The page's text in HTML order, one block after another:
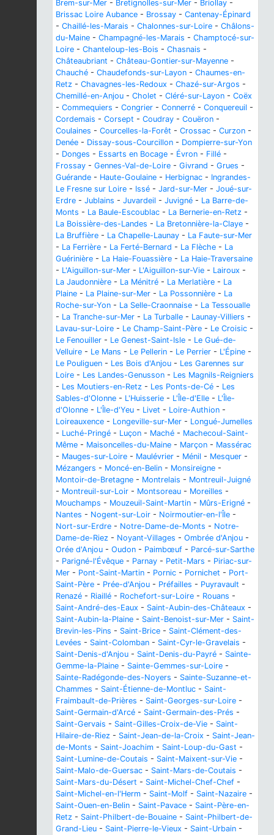
Brem-sur-Mer - Bretignolles-sur-Mer - Briollay -
Brissac Loire Aubance - Brossay - Cantenay-Épinard
- Chaillé-les-Marais - Chalonnes-sur-Loire - Châlons-
du-Maine - Champagné-les-Marais - Champtocé-sur-
Loire - Chanteloup-les-Bois - Chasnais -
Châteaubriant - Château-Gontier-sur-Mayenne -
Chauché - Chaudefonds-sur-Layon - Chaumes-en-
Retz - Chavagnes-les-Redoux - Chazé-sur-Argos -
Chemillé-en-Anjou - Cholet - Cléré-sur-Layon - Coëx
- Commequiers - Congrier - Connerré - Conquereuil -
Cordemais - Corsept - Coudray - Couëron -
Coulaines - Courcelles-la-Forêt - Crossac - Curzon -
Denée - Dissay-sous-Courcillon - Dompierre-sur-Yon
- Donges - Essarts en Bocage - Évron - Fillé -
Frossay - Gennes-Val-de-Loire - Givrand - Grues -
Guérande - Haute-Goulaine - Herbignac - Ingrandes-
Le Fresne sur Loire - Issé - Jard-sur-Mer - Joué-sur-
Erdre - Jublains - Juvardeil - Juvigné - La Barre-de-
Monts - La Baule-Escoublac - La Bernerie-en-Retz -
La Boissière-des-Landes - La Bretonnière-la-Claye -
La Bruffière - La Chapelle-Launay - La Faute-sur-Mer
- La Ferrière - La Ferté-Bernard - La Flèche - La
Guérinière - La Haie-Fouassière - La Haie-Traversaine
- L'Aiguillon-sur-Mer - L'Aiguillon-sur-Vie - Lairoux -
La Jaudonnière - La Ménitré - La Merlatière - La
Plaine - La Plaine-sur-Mer - La Possonnière - La
Roche-sur-Yon - La Selle-Craonnaise - La Tessoualle
- La Tranche-sur-Mer - La Turballe - Launay-Villiers -
Lavau-sur-Loire - Le Champ-Saint-Père - Le Croisic -
Le Fenouiller - Le Genest-Saint-Isle - Le Gué-de-
Velluire - Le Mans - Le Pellerin - Le Perrier - L'Épine -
Le Pouliguen - Les Bois d'Anjou - Les Garennes sur
Loire - Les Landes-Genusson - Les Magnils-Reigniers
- Les Moutiers-en-Retz - Les Ponts-de-Cé - Les
Sables-d'Olonne - L'Huisserie - L'Île-d'Elle - L'Île-
d'Olonne - L'Île-d'Yeu - Livet - Loire-Authion -
Loireauxence - Longeville-sur-Mer - Longué-Jumelles
- Luché-Pringé - Luçon - Maché - Machecoul-Saint-
Même - Maisoncelles-du-Maine - Marçon - Massérac
- Mauges-sur-Loire - Maulévrier - Ménil - Mesquer -
Mézangers - Moncé-en-Belin - Monsireigne -
Montoir-de-Bretagne - Montrelais - Montreuil-Juigné
- Montreuil-sur-Loir - Montsoreau - Moreilles -
Mouchamps - Mouzeuil-Saint-Martin - Mûrs-Erigné -
Nantes - Nogent-sur-Loir - Noirmoutier-en-l'Île -
Nort-sur-Erdre - Notre-Dame-de-Monts - Notre-
Dame-de-Riez - Noyant-Villages - Ombrée d'Anjou -
Orée d'Anjou - Oudon - Paimbœuf - Parcé-sur-Sarthe
- Parigné-l'Évêque - Parnay - Petit-Mars - Piriac-sur-
Mer - Pont-Saint-Martin - Pornic - Pornichet - Port-
Saint-Père - Prée-d'Anjou - Préfailles - Puyravault -
Renazé - Riaillé - Rochefort-sur-Loire - Rouans -
Saint-André-des-Eaux - Saint-Aubin-des-Châteaux -
Saint-Aubin-la-Plaine - Saint-Benoist-sur-Mer - Saint-
Brevin-les-Pins - Saint-Brice - Saint-Clément-des-
Levées - Saint-Colomban - Saint-Cyr-le-Gravelais -
Saint-Denis-d'Anjou - Saint-Denis-du-Payré - Sainte-
Gemme-la-Plaine - Sainte-Gemmes-sur-Loire -
Sainte-Radégonde-des-Noyers - Sainte-Suzanne-et-
Chammes - Saint-Étienne-de-Montluc - Saint-
Fraimbault-de-Prières - Saint-Georges-sur-Loire -
Saint-Germain-d'Arcé - Saint-Germain-des-Prés -
Saint-Gervais - Saint-Gilles-Croix-de-Vie - Saint-
Hilaire-de-Riez - Saint-Jean-de-la-Croix - Saint-Jean-
de-Monts - Saint-Joachim - Saint-Loup-du-Gast -
Saint-Lumine-de-Coutais - Saint-Maixent-sur-Vie -
Saint-Malo-de-Guersac - Saint-Mars-de-Coutais -
Saint-Mars-du-Désert - Saint-Michel-Chef-Chef -
Saint-Michel-en-l'Herm - Saint-Molf - Saint-Nazaire -
Saint-Ouen-en-Belin - Saint-Pavace - Saint-Père-en-
Retz - Saint-Philbert-de-Bouaine - Saint-Philbert-de-
Grand-Lieu - Saint-Pierre-le-Vieux - Saint-Urbain -